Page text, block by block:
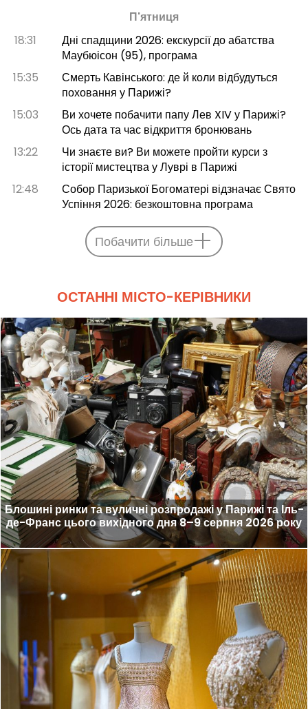
П'ятниця
18:31
Дні спадщини 2026: екскурсії до абатства
Маубюісон (95), програма
15:35
Смерть Кавінського: де й коли відбудуться
поховання у Парижі?
15:03
Ви хочете побачити папу Лев XIV у Парижі?
Ось дата та час відкриття бронювань
13:22
Чи знаєте ви? Ви можете пройти курси з
історії мистецтва у Луврі в Парижі
12:48
Собор Паризької Богоматері відзначає Свято
Успіння 2026: безкоштовна програма
Побачити більше
ОСТАННІ МІСТО-КЕРІВНИКИ
Блошині ринки та вуличні розпродажі у Парижі та Іль-
де-Франс цього вихідного дня 8–9 серпня 2026 року